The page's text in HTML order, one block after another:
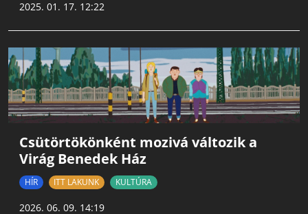
2025. 01. 17. 12:22
Csütörtökönként mozivá változik a
Virág Benedek Ház
HÍR ITT LAKUNK KULTÚRA
2026. 06. 09. 14:19